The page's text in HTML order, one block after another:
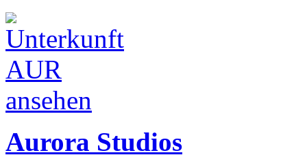
Aurora Studios